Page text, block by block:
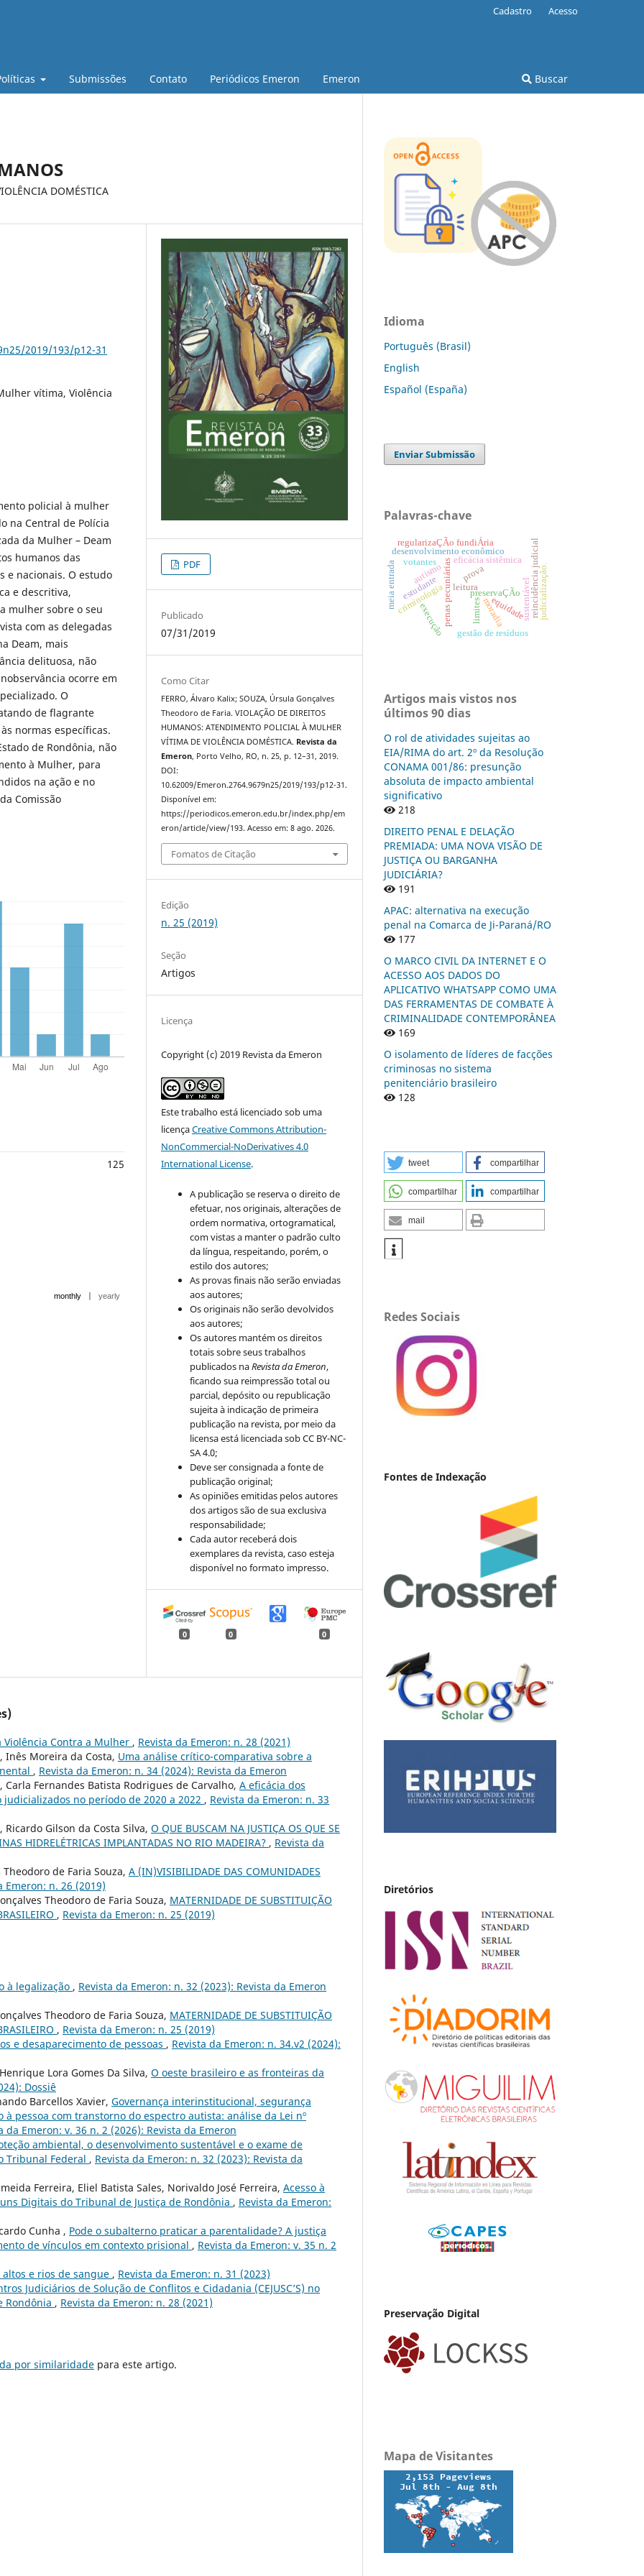
Submissões Contato Periódicos Emeron Emeron Buscar
Cadastro Acesso
DOMÉSTICA
2019/193/p12-31
vítima, Violência
policial à mulher
na Central de Polícia
da Mulher – Deam
humanos das
e nacionais. O estudo
e descritiva,
mulher sobre o seu
com as delegadas
Deam, mais
delituosa, não
ocorre em
O
de flagrante
normas específicas.
de Rondônia, não
à Mulher, para
na ação e no
Comissão
125
monthly | yearly
PDF
Publicado
07/31/2019
Como Citar
FERRO, Álvaro Kalix; SOUZA, Úrsula Gonçalves
Theodoro de Faria. VIOLAÇÃO DE DIREITOS
HUMANOS: ATENDIMENTO POLICIAL À MULHER
VÍTIMA DE VIOLÊNCIA DOMÉSTICA. Revista da
Emeron, Porto Velho, RO, n. 25, p. 12–31, 2019.
DOI:
10.62009/Emeron.2764.9679n25/2019/193/p12-31.
Disponível em:
https://periodicos.emeron.edu.br/index.php/em
eron/article/view/193. Acesso em: 8 ago. 2026.
Fomatos de Citação
Edição
n. 25 (2019)
Seção
Artigos
Licença
Copyright (c) 2019 Revista da Emeron
Este trabalho está licenciado sob uma
licençaCreative Commons Attribution-
NonCommercial-NoDerivatives 4.0
International License.
A publicação se reserva o direito de
efetuar, nos originais, alterações de
ordem normativa, ortogramatical,
com vistas a manter o padrão culto
da língua, respeitando, porém, o
estilo dos autores;
As provas finais não serão enviadas
aos autores;
Os originais não serão devolvidos
aos autores;
Os autores mantém os direitos
totais sobre seus trabalhos
publicados naRevista da Emeron,
ficando sua reimpressão total ou
parcial, depósito ou republicação
sujeita à indicação de primeira
publicação na revista, por meio da
licensa está licenciada sob CC BY-NC-
SA 4.0;
Deve ser consignada a fonte de
publicação original;
As opiniões emitidas pelos autores
dos artigos são de sua exclusiva
responsabilidade;
Cada autor receberá dois
exemplares da revista, caso esteja
disponível no formato impresso.
0 0 0
Violência Contra a Mulher , Revista da Emeron: n. 28 (2021)
Inês Moreira da Costa, Uma análise crítico-comparativa sobre a
, Revista da Emeron: n. 34 (2024): Revista da Emeron
Carla Fernandes Batista Rodrigues de Carvalho, A eficácia dos
no período de 2020 a 2022 , Revista da Emeron: n. 33
Gilson da Costa Silva, O QUE BUSCAM NA JUSTIÇA OS QUE SE
HIDRELÉTRICAS IMPLANTADAS NO RIO MADEIRA? , Revista da
de Faria Souza, A (IN)VISIBILIDADE DAS COMUNIDADES
Emeron: n. 26 (2019)
Theodoro de Faria Souza, MATERNIDADE DE SUBSTITUIÇÃO
, Revista da Emeron: n. 25 (2019)
à legalização , Revista da Emeron: n. 32 (2023): Revista da Emeron
Theodoro de Faria Souza, MATERNIDADE DE SUBSTITUIÇÃO
, Revista da Emeron: n. 25 (2019)
e desaparecimento de pessoas , Revista da Emeron: n. 34.v2 (2024):
Lora Gomes Da Silva, O oeste brasileiro e as fronteiras da
Dossiê
Barcellos Xavier, Governança interinstitucional, segurança
pessoa com transtorno do espectro autista: análise da Lei nº
da Emeron: v. 36 n. 2 (2026): Revista da Emeron
ambiental, o desenvolvimento sustentável e o exame de
Tribunal Federal , Revista da Emeron: n. 32 (2023): Revista da
Ferreira, Eliel Batista Sales, Norivaldo José Ferreira, Acesso à
Digitais do Tribunal de Justiça de Rondônia , Revista da Emeron:
Cunha , Pode o subalterno praticar a parentalidade? A justiça
de vínculos em contexto prisional , Revista da Emeron: v. 35 n. 2
altos e rios de sangue , Revista da Emeron: n. 31 (2023)
Judiciários de Solução de Conflitos e Cidadania (CEJUSC’S) no
Rondônia , Revista da Emeron: n. 28 (2021)
por similaridade para este artigo.
Idioma
Português (Brasil)
English
Español (España)
Enviar Submissão
Palavras-chave
penas pecuniárias preservaÇÃo
criminologia
desenvolvimento econômico
sustentável
leitura
regularizaÇÃo fundiÁria
moradia
execução
eficácia sistêmica
equidade reincidência judicial
limites
prova
estudante
meia entrada judicialização.
autismo
votantes
gestão de resíduos
Artigos mais vistos nos
últimos 90 dias
O rol de atividades sujeitas ao
EIA/RIMA do art. 2º da Resolução
CONAMA 001/86: presunção
absoluta de impacto ambiental
significativo
218
DIREITO PENAL E DELAÇÃO
PREMIADA: UMA NOVA VISÃO DE
JUSTIÇA OU BARGANHA
JUDICIÁRIA?
191
APAC: alternativa na execução
penal na Comarca de Ji-Paraná/RO
177
O MARCO CIVIL DA INTERNET E O
ACESSO AOS DADOS DO
APLICATIVO WHATSAPP COMO UMA
DAS FERRAMENTAS DE COMBATE À
CRIMINALIDADE CONTEMPORÂNEA
169
O isolamento de líderes de facções
criminosas no sistema
penitenciário brasileiro
128
tweet compartilhar
compartilhar compartilhar
mail
Redes Sociais
Fontes de Indexação
Diretórios
Preservação Digital
Mapa de Visitantes